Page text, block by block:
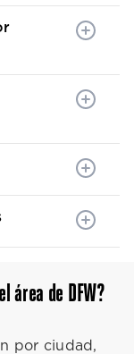
área de DFW?
por ciudad,